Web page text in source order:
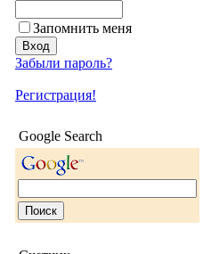
Запомнить меня
Забыли пароль?
Регистрация!
Google Search